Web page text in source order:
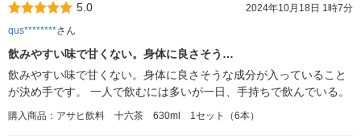
5.0
2024年10月18日 1時7分
qus********さん
飲みやすい味で甘くない。身体に良さそう…
飲みやすい味で甘くない。身体に良さそうな成分が入っていること
が決め手です。 一人で飲むには多いが一日、手持ちで飲んでいる。
購入商品：アサヒ飲料 十六茶 630ml 1セット（6本）